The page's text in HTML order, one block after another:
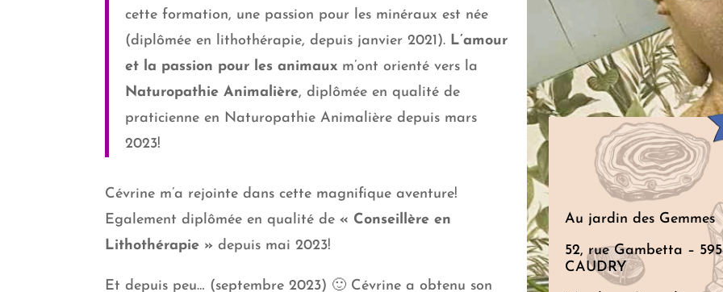
cette formation, une passion pour les minéraux est née
(diplômée en lithothérapie, depuis janvier 2021). L’amour
et la passion pour les animauxm’ont orienté vers la
Naturopathie Animalière, diplômée en qualité de
praticienne en Naturopathie Animalière depuis mars
2023!
Cévrine m’a rejointe dans cette magnifique aventure!
Egalement diplômée en qualité de « Conseillère en
Lithothérapie » depuis mai 2023!
Et depuis peu… (septembre 2023) 🙂 Cévrine a obtenu son
Au jardin des Gemmes
52, rue Gambetta –
CAUDRY